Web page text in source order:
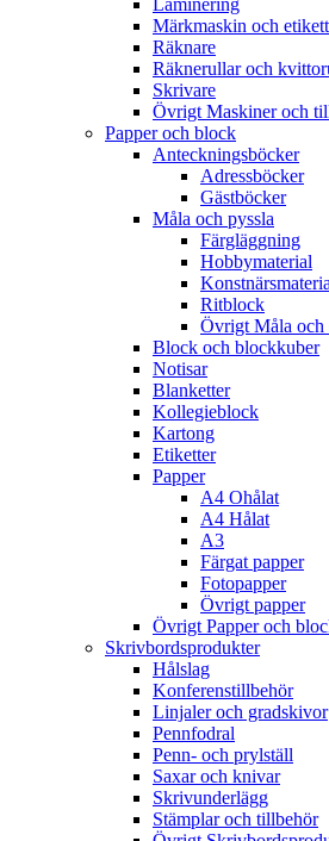
Laminering
Märkmaskin och
Räknare
Räknerullar och
Skrivare
Övrigt Maskiner och
Papper och block
Anteckningsböcker
Adressböcker
Gästböcker
Måla och pyssla
Färgläggning
Hobbymaterial
Ritblock
Övrigt Måla och
Block och blockkuber
Notisar
Blanketter
Kollegieblock
Kartong
Etiketter
Papper
A4 Ohålat
A4 Hålat
A3
Färgat papper
Fotopapper
Övrigt papper
Övrigt Papper och
Skrivbordsprodukter
Hålslag
Konferenstillbehör
Linjaler och gradskivor
Pennfodral
Penn- och prylställ
Saxar och knivar
Skrivunderlägg
Stämplar och tillbehör